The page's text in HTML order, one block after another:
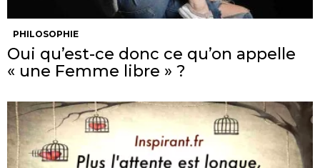
PHILOSOPHIE
Oui qu’est-ce donc ce qu’on appelle
« une Femme libre » ?